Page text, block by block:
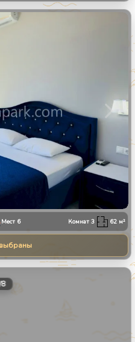
8
Мест 6 Комнат3 62 м²
8